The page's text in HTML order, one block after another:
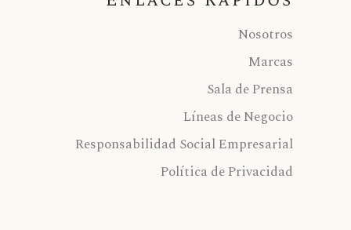
Nosotros
Marcas
Sala de Prensa
Líneas de Negocio
Responsabilidad Social Empresarial
Política de Privacidad